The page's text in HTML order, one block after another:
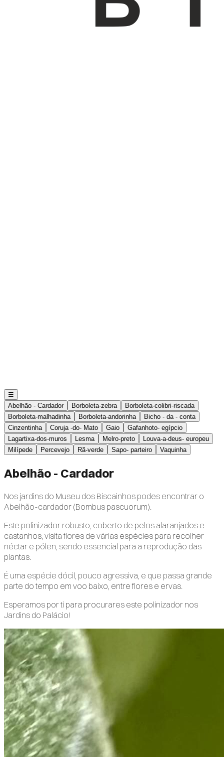
☰
Abelhão - Cardador
Borboleta-zebra
Borboleta-colibri-riscada
Borboleta-malhadinha
Borboleta-andorinha
Bicho - da - conta
Cinzentinha
Coruja -do- Mato Gaio
Gafanhoto- egípcio
Lagartixa-dos-muros
Lesma Melro-preto
Louva-a-deus- europeu
Milípede
Percevejo Rã-verde Sapo- parteiro Vaquinha
Abelhão - Cardador
Nos jardins do Museu dos Biscainhos podes encontrar o
Abelhão-cardador (Bombus pascuorum).
Este polinizador robusto, coberto de pelos alaranjados e
castanhos, visita flores de várias espécies para recolher
néctar e pólen, sendo essencial para a reprodução das
plantas.
É uma espécie dócil, pouco agressiva, e que passa grande
parte do tempo em voo baixo, entre flores e ervas.
Esperamos por ti para procurares este polinizador nos
Jardins do Palácio!